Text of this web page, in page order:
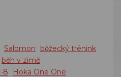
Salomon
běžecký trénink
běh v zimě
8
Hoka One One